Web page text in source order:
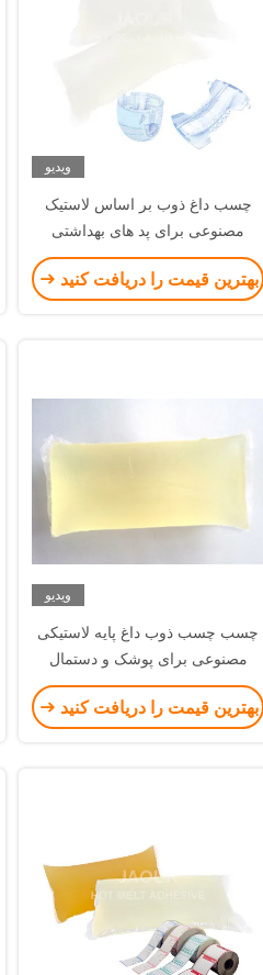
ویدیو
چسب داغ ذوب بر اساس لاستیک
مصنوعی برای پد های بهداشتی
بهترین قیمت را دریافت کنید
ویدیو
چسب چسب ذوب داغ پایه لاستیکی
مصنوعی برای پوشک و دستمال
بهداشتی
بهترین قیمت را دریافت کنید